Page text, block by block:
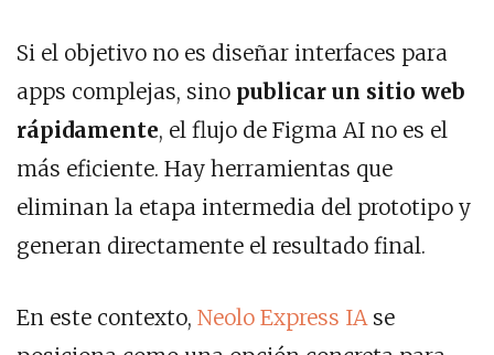
Si el objetivo no es diseñar interfaces para
apps complejas, sino publicar un sitio web
rápidamente, el flujo de Figma AI no es el
más eficiente. Hay herramientas que
eliminan la etapa intermedia del prototipo y
generan directamente el resultado final.
En este contexto, Neolo Express IAse